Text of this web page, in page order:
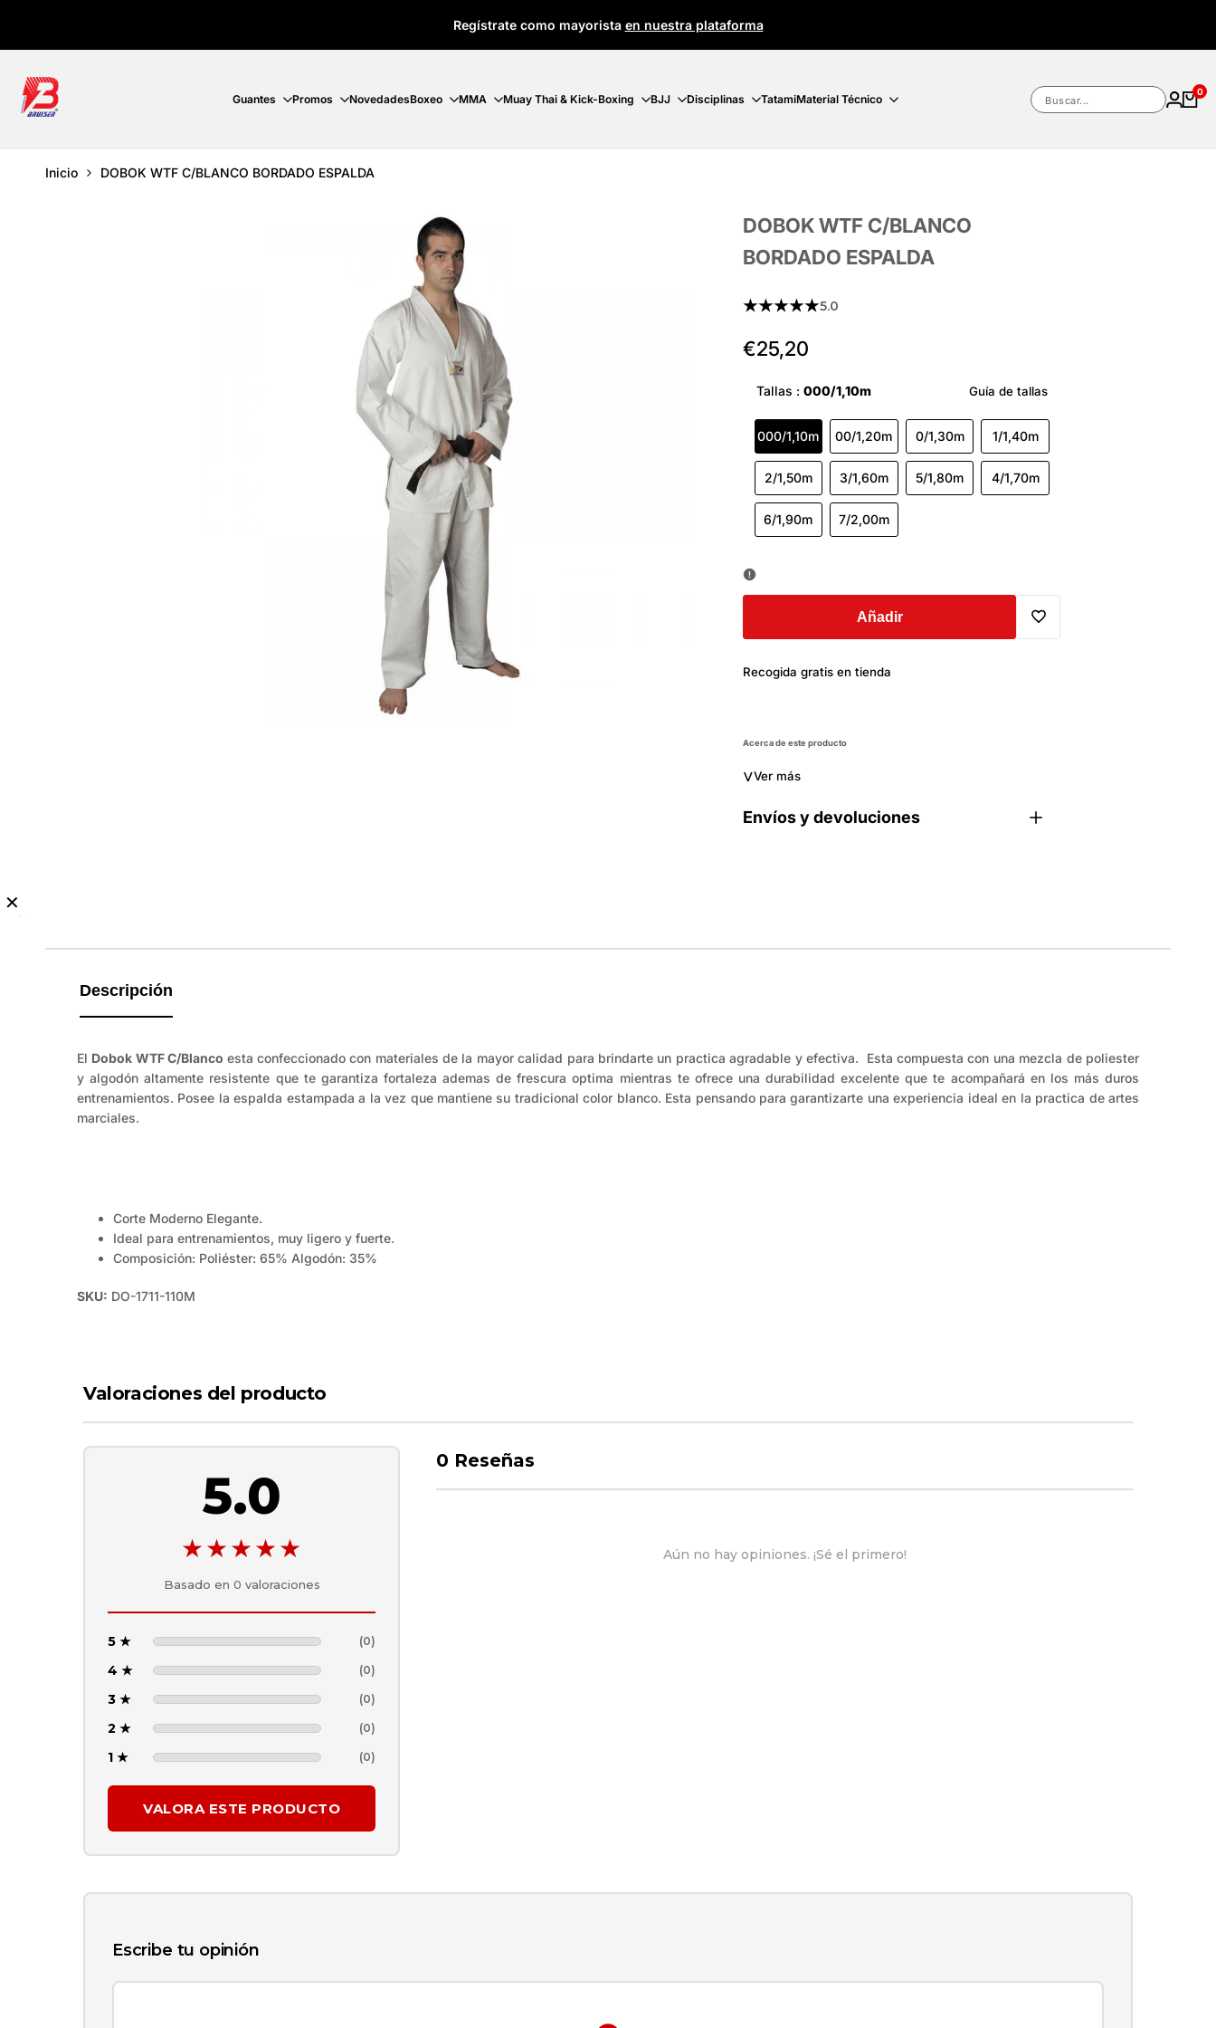
Regístrate como mayorista en nuestra plataforma
Guantes Promos NovedadesBoxeo MMA Muay Thai & Kick-Boxing BJJ Disciplinas TatamiMaterial Técnico Buscar...
0
Inicio DOBOK WTF C/BLANCO BORDADO ESPALDA
DOBOK WTF C/BLANCO
BORDADO ESPALDA
★★★★★5.0
Precio
oferta
€25,20
Tallas : 000/1,10m Guía de tallas
000/1,10m 00/1,20m 0/1,30m 1/1,40m
2/1,50m 3/1,60m 5/1,80m 4/1,70m
6/1,90m 7/2,00m
Añadir
Translation
Recogida gratis en tienda
Acerca de este producto
˅Ver más
Envíos y devoluciones
✕
No
disponible.
Descripción
El Dobok WTF C/Blanco esta confeccionado con materiales de la mayor calidad para brindarte un practica agradable y efectiva. Esta compuesta con una mezcla de poliester
y algodón altamente resistente que te garantiza fortaleza ademas de frescura optima mientras te ofrece una durabilidad excelente que te acompañará en los más duros
entrenamientos. Posee la espalda estampada a la vez que mantiene su tradicional color blanco. Esta pensando para garantizarte una experiencia ideal en la practica de artes
marciales.
Corte Moderno Elegante.
Ideal para entrenamientos, muy ligero y fuerte.
Composición: Poliéster: 65% Algodón: 35%
SKU: DO-1711-110M
Valoraciones del producto
5.0
★★★★★
Basado en 0 valoraciones
5 ★ (0)
4 ★ (0)
3 ★ (0)
2 ★ (0)
1 ★ (0)
VALORA ESTE PRODUCTO
0 Reseñas
Aún no hay opiniones. ¡Sé el primero!
Escribe tu opinión
al